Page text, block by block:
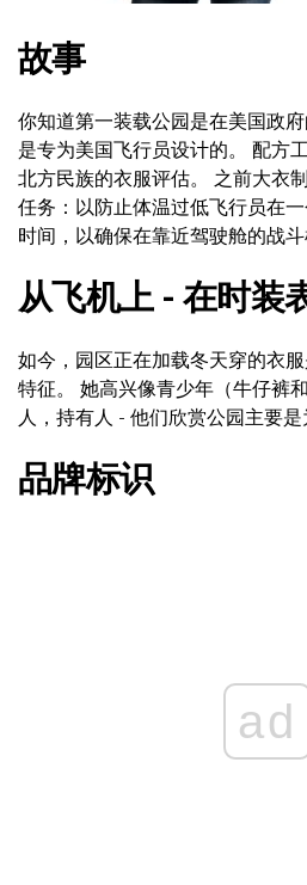
故事
你知道第一装载公园是在美国政
是专为美国飞行员设计的。 配方
北方民族的衣服评估。 之前大衣
任务：以防止体温过低飞行员在
时间，以确保在靠近驾驶舱的战斗
从飞机上 - 在时装
如今，园区正在加载冬天穿的衣
特征。 她高兴像青少年（牛仔裤
人，持有人 - 他们欣赏公园主要是
品牌标识
ad